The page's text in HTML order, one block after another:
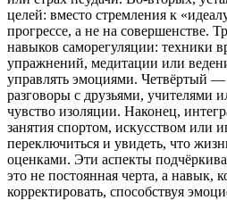
целей: вместо стремления к
прогрессе, а не на совершенстве.
навыков саморегуляции: техники
упражнений, медитации или
управлять эмоциями. Четвёртый
разговоры с друзьями, учителями
чувство изоляции. Наконец,
занятия спортом, искусством или
переключиться и увидеть, что
оценками. Эти аспекты
это не постоянная черта, а навык,
корректировать, способствуя